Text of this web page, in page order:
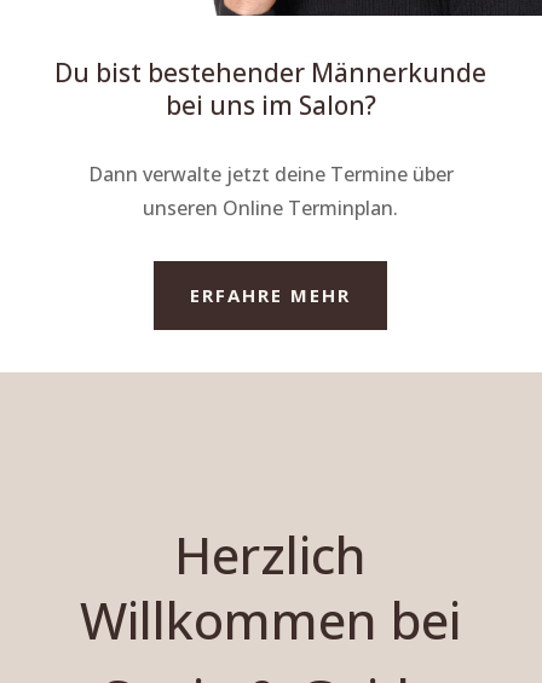
Du bist bestehender Männerkunde
bei uns im Salon?
Dann verwalte jetzt deine Termine über
unseren Online Terminplan.
ERFAHRE MEHR
Herzlich
Willkommen bei